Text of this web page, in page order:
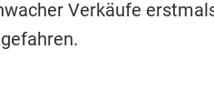
Verkäufe